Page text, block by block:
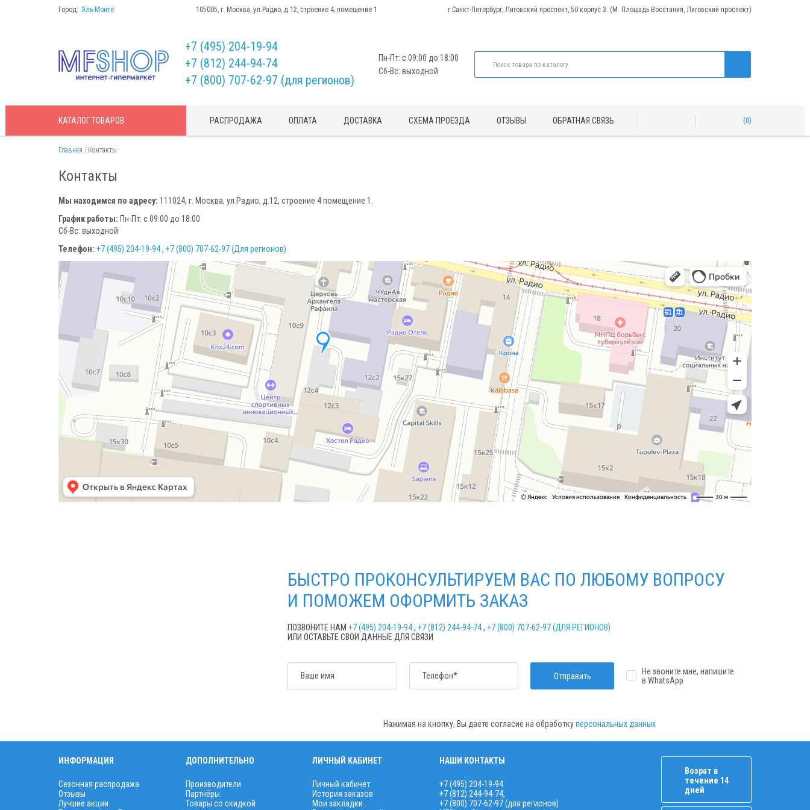
Город: Эль-Монте 105005, г. Москва, ул.Радио, д.12, строение 4, помещение 1 г.Санкт-Петербург, Лиговский проспект, 50 корпус 3. (М. Площадь Восстания, Лиговский проспект)
+7 (495) 204-19-94
+7 (812) 244-94-74
+7 (800) 707-62-97 (для регионов)
Пн-Пт: с 09:00 до 18:00
Сб-Вс: выходной
КАТАЛОГТОВАРОВ РАСПРОДАЖА ОПЛАТА ДОСТАВКА СХЕМА ПРОЕЗДА ОТЗЫВЫ ОБРАТНАЯ СВЯЗЬ 0
Главная Контакты
Контакты
Мы находимся по адресу: 111024, г. Москва, ул.Радио, д.12, строение 4помещение 1.
График работы: Пн-Пт: с 09:00 до 18:00
Сб-Вс: выходной
Телефон: +7 (495) 204-19-94, +7 (800) 707-62-97 (Для регионов)
БЫСТРО ПРОКОНСУЛЬТИРУЕМ ВАС ПО ЛЮБОМУ ВОПРОСУ
И ПОМОЖЕМ ОФОРМИТЬ ЗАКАЗ
ПОЗВОНИТЕ НАМ +7 (495) 204-19-94, +7 (812) 244-94-74, +7 (800) 707-62-97 (ДЛЯ РЕГИОНОВ)
ИЛИ ОСТАВЬТЕ СВОИ ДАННЫЕ ДЛЯ СВЯЗИ
Ваше имя Телефон* Отправить
Не звоните мне, напишите
в WhatsApp
Нажимая на кнопку, Вы даете согласие на обработкуперсональных данных
ИНФОРМАЦИЯ
Сезонная распродажа
Отзывы
Лучшие акции
ДОПОЛНИТЕЛЬНО
Производители
Партнёры
Товары со скидкой
ЛИЧНЫЙ КАБИНЕТ
Личный кабинет
История заказов
Мои закладки
НАШИ КОНТАКТЫ
+7 (495) 204-19-94
+7 (812) 244-94-74,
+7 (800) 707-62-97 (для регионов)
Возрат в
течение 14
дней